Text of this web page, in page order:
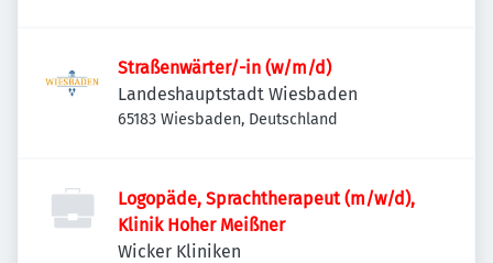
Straßenwärter/-in (w/m/d)
Landeshauptstadt Wiesbaden
65183 Wiesbaden, Deutschland
Logopäde, Sprachtherapeut (m/w/d),
Klinik Hoher Meißner
Wicker Kliniken